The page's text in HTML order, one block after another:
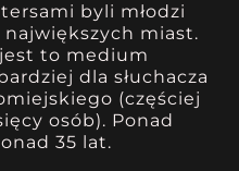
byli młodzi
największych miast.
to medium
dla słuchacza
(częściej
osób). Ponad
35 lat.